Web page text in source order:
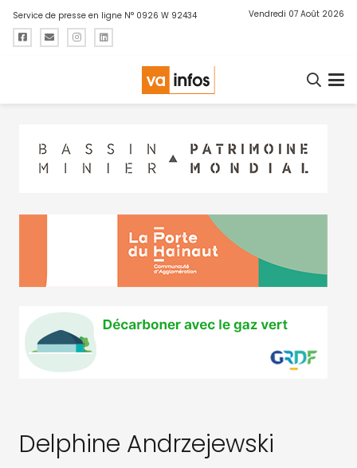
Service de presse en ligne N° 0926 W 92434 Vendredi 07 Août 2026
Delphine Andrzejewski